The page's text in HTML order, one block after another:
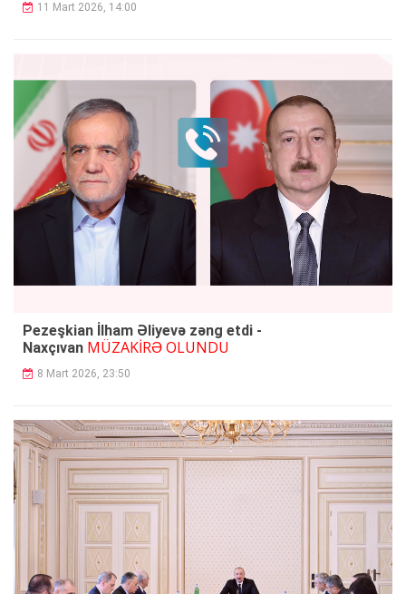
11 Mart 2026, 14:00
Pezeşkian İlham Əliyevə zəng etdi -
Naxçıvan MÜZAKİRƏ OLUNDU
8 Mart 2026, 23:50